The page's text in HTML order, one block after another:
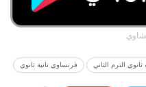
ثانوي الترم الثاني فرنساوي تانية ثانوي